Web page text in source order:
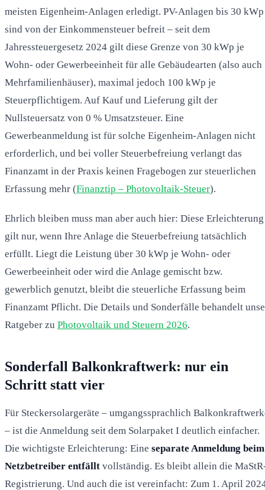
meisten Eigenheim-Anlagen erledigt. PV-Anlagen bis 30 kWp
sind von der Einkommensteuer befreit – seit dem
Jahressteuergesetz 2024 gilt diese Grenze von 30 kWp je
Wohn- oder Gewerbeeinheit für alle Gebäudearten (also auch
Mehrfamilienhäuser), maximal jedoch 100 kWp je
Steuerpflichtigem. Auf Kauf und Lieferung gilt der
Nullsteuersatz von 0 % Umsatzsteuer. Eine
Gewerbeanmeldung ist für solche Eigenheim-Anlagen nicht
erforderlich, und bei voller Steuerbefreiung verlangt das
Finanzamt in der Praxis keinen Fragebogen zur steuerlichen
Erfassung mehr (Finanztip – Photovoltaik-Steuer).
Ehrlich bleiben muss man aber auch hier: Diese Erleichterung
gilt nur, wenn Ihre Anlage die Steuerbefreiung tatsächlich
erfüllt. Liegt die Leistung über 30 kWp je Wohn- oder
Gewerbeeinheit oder wird die Anlage gemischt bzw.
gewerblich genutzt, bleibt die steuerliche Erfassung beim
Finanzamt Pflicht. Die Details und Sonderfälle behandelt
Ratgeber zu Photovoltaik und Steuern 2026.
Sonderfall Balkonkraftwerk: nur ein
Schritt statt vier
Für Steckersolargeräte – umgangssprachlich
– ist die Anmeldung seit dem Solarpaket I deutlich einfacher.
Die wichtigste Erleichterung: Eine separate Anmeldung beim
Netzbetreiber entfällt vollständig. Es bleibt allein die
Registrierung. Und auch die ist vereinfacht: Zum 1. April